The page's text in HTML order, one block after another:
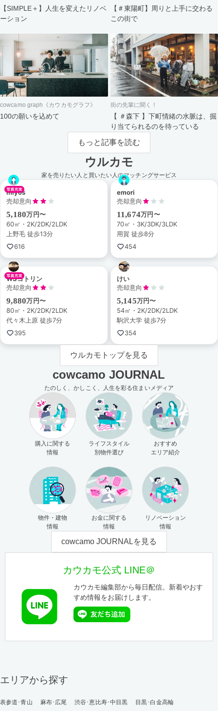
【SIMPLE＋】人生を変えたリノベ
ーション
【＃東陽町】周りと上手に交わる
この街で
cowcamo graph《カウカモグラフ》
100の願いを込めて
街の先輩に聞く！
【 ＃森下 】下町情緒の水脈は、掘
り当てられるのを待っている
もっと記事を読む
ウルカモ
家を売りたい人と買いたい人のマッチングサービス
miyos
売却意向
5,180万円〜
60㎡・2K/2DK/2LDK
上野毛 徒歩13分
616
emori
売却意向
11,674万円〜
70㎡・3K/3DK/3LDK
用賀 徒歩8分
454
WSコトリン
売却意向
9,880万円〜
80㎡・2K/2DK/2LDK
代々木上原 徒歩7分
395
けい
売却意向
5,145万円〜
54㎡・2K/2DK/2LDK
駒沢大学 徒歩7分
354
ウルカモトップを見る
cowcamo JOURNAL
たのしく、かしこく、人生を彩る住まいメディア
購入に関する
情報
ライフスタイル
別物件選び
おすすめ
エリア紹介
物件・建物
情報
お金に関する
情報
リノベーション
情報
cowcamo JOURNALを見る
カウカモ公式 LINE＠
カウカモ編集部から毎日配信。新着やおす
すめ情報をお届けします。
エリアから探す
表参道･青山 麻布･広尾 渋谷･恵比寿･中目黒
目黒･白金高輪